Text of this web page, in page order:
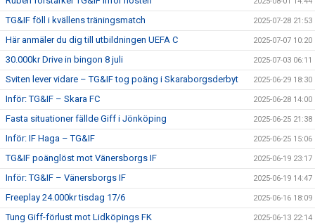
TG&IF föll i kvällens träningsmatch 2025-07-28 21:53
Här anmäler du dig till utbildningen UEFA C 2025-07-07 10:20
30.000kr Drive in bingon 8 juli 2025-07-03 06:11
Sviten lever vidare – TG&IF tog poäng i Skaraborgsderbyt 2025-06-29 18:30
Inför: TG&IF – Skara FC 2025-06-28 14:00
Fasta situationer fällde Giff i Jönköping 2025-06-25 21:38
Inför: IF Haga – TG&IF 2025-06-25 15:06
TG&IF poänglöst mot Vänersborgs IF 2025-06-19 23:17
Inför: TG&IF – Vänersborgs IF 2025-06-19 14:47
Freeplay 24.000kr tisdag 17/6 2025-06-16 18:09
Tung Giff-förlust mot Lidköpings FK 2025-06-13 22:14